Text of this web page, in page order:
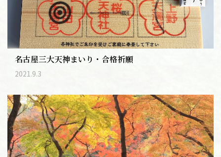
名古屋三大天神まいり・合格祈願
2021.9.3